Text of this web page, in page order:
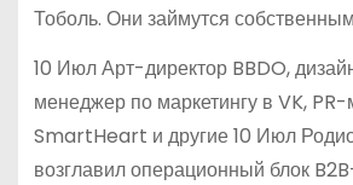
Тоболь. Они займутся
10 Июл Арт-директор BBDO,
менеджер по маркетингу в VK,
SmartHeart и другие 10 Июл
возглавил операционный блок